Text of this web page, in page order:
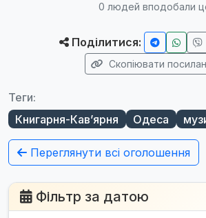
0 людей вподобали
Поділитися:
Скопіювати
Теги:
Книгарня-Кав’ярня
Одеса
Переглянути всі оголошення
Фільтр за датою